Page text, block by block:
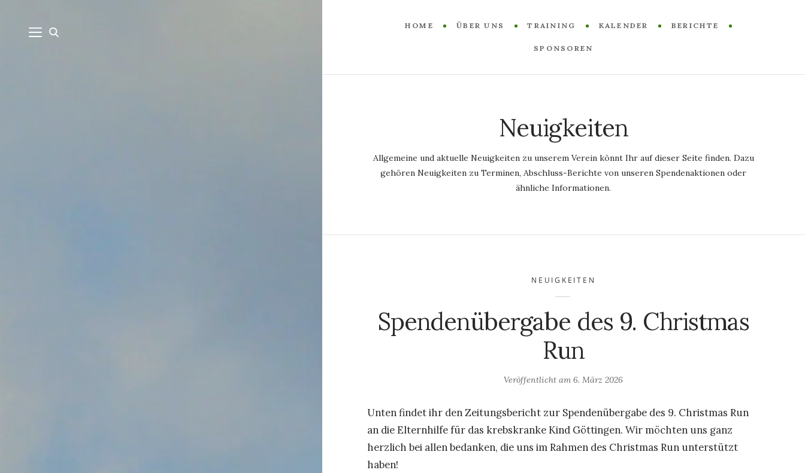
HOME ÜBER UNS TRAINING KALENDER BERICHTE
SPONSOREN
Neuigkeiten
Allgemeine und aktuelle Neuigkeiten zu unserem Verein könnt Ihr auf dieser Seite finden. Dazu
gehören Neuigkeiten zu Terminen, Abschluss-Berichte von unseren Spendenaktionen oder
ähnliche Informationen.
NEUIGKEITEN
Spendenübergabe des 9. Christmas
Run
Veröffentlicht am6. März 2026
Unten findet ihr den Zeitungsbericht zur Spendenübergabe des 9. Christmas Run
an die Elternhilfe für das krebskranke Kind Göttingen. Wir möchten uns ganz
herzlich bei allen bedanken, die uns im Rahmen des Christmas Run unterstützt
haben!